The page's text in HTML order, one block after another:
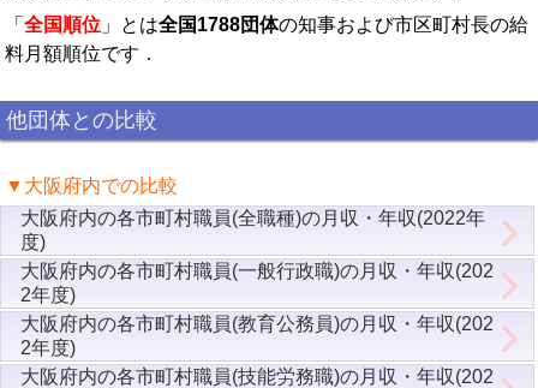
「 全国順位 」とは全国1788団体の知事および市区町村長の給
料月額順位です．
他団体との比較
▼大阪府内での比較
大阪府内の各市町村職員(全職種)の月収・年収(2022年
度)
大阪府内の各市町村職員(一般行政職)の月収・年収(202
2年度)
大阪府内の各市町村職員(教育公務員)の月収・年収(202
2年度)
大阪府内の各市町村職員(技能労務職)の月収・年収(202